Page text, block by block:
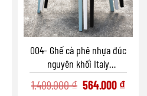
004- Ghế cà phê nhựa đúc
nguyên khối Italy
Pagliuzza
1.409.000₫ Original
price
564.000 ₫Current
price